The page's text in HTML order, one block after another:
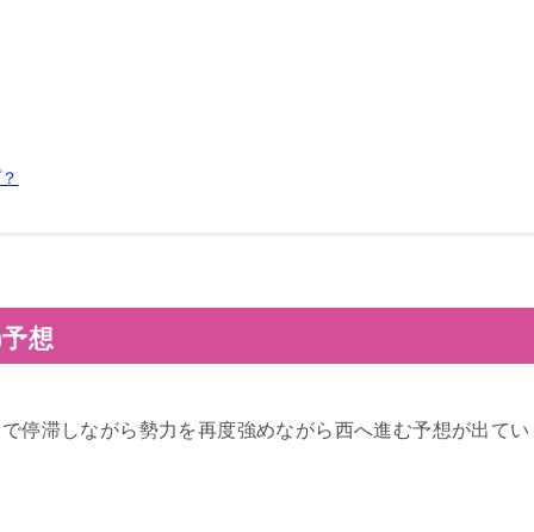
想
停滞しながら勢力を再度強めながら西へ進む予想が出てい